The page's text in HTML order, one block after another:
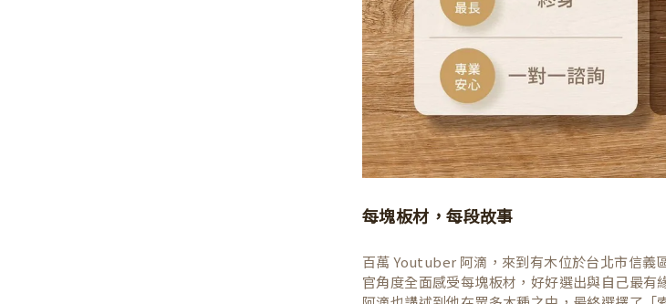
每塊板材，每段故事
百萬 Youtuber 阿滴，來到有木位於台北市信義
官角度全面感受每塊板材，好好選出與自己最有